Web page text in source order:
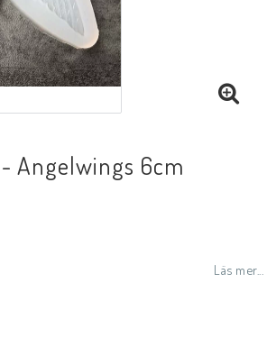
Angelwings 6cm
Läs mer...